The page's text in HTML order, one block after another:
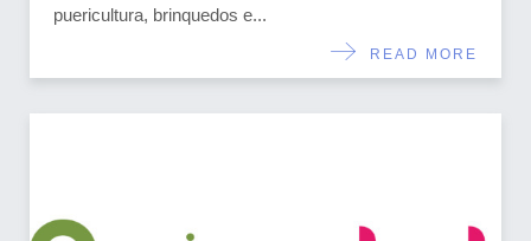
puericultura, brinquedos e...
READ MORE